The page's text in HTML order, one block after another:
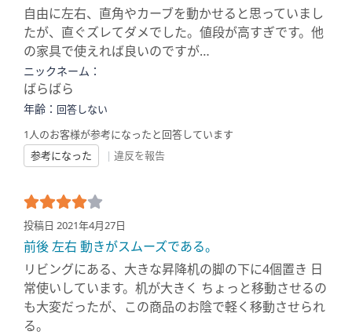
自由に左右、直角やカーブを動かせると思っていまし
たが、直ぐズレてダメでした。値段が高すぎです。他
の家具で使えれば良いのですが…
ニックネーム：
ばらばら
年齢： 回答しない
1人のお客様が参考になったと回答しています
参考になった
| 違反を報告
投稿日 2021年4月27日
前後 左右 動きがスムーズである。
リビングにある、大きな昇降机の脚の下に4個置き 日
常使いしています。机が大きく ちょっと移動させるの
も大変だったが、この商品のお陰で軽く移動させられ
る。